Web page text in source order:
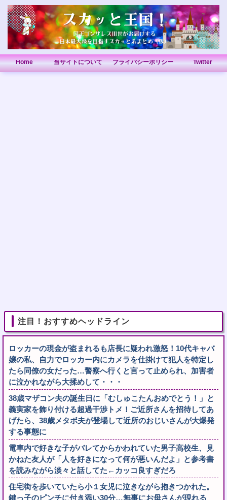
Home 当サイトについて プライバシーポリシー Twitter
注目！おすすめヘッドライン
ロッカーの現金が盗まれるも店長に疑われ激怒！10代キャバ
嬢の私、自力でロッカー内にカメラを仕掛けて犯人を特定し
たら同僚の女だった…警察へ行くと言って止められ、加害者
に泣かれながら大揉めして・・・
38歳マザコン夫の誕生日に「むしゅこたんおめでとう！」と
義実家を飾り付ける超過干渉トメ！ご近所さんを招待してあ
げたら、38歳メタボ夫が登場して近所のおじいさんが大爆発
する事態に
電車内で好きな子がバレてからかわれていた男子高校生、見
かねた友人が「人を好きになって何が悪いんだよ」と参考書
を読みながら淡々と話してた←カッコ良すぎだろ
住宅街を歩いていたら小１女児に泣きながら抱きつかれた。
鍵っ子のピンチに付き添い30分…無事にお母さんが現れる